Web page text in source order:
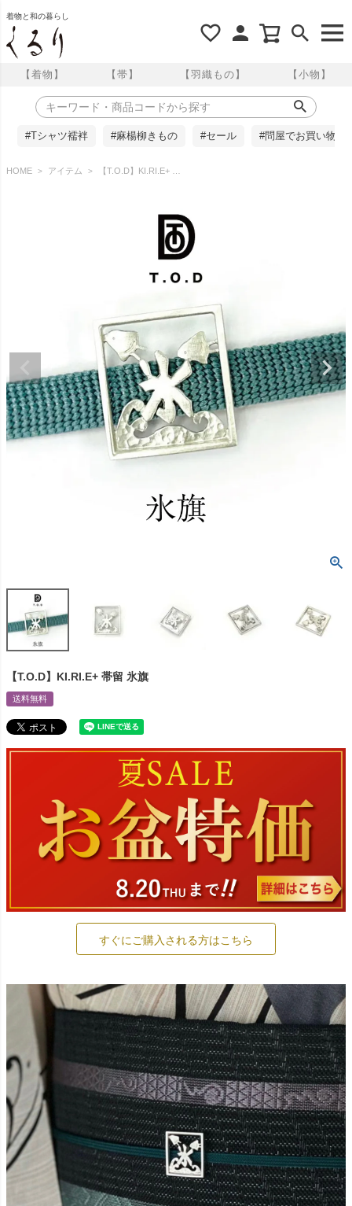
着物と和の暮らし
【着物】 【帯】 【羽織もの】 【小物】
#Tシャツ襦袢 #麻楊柳きもの #セール #問屋でお買い物
HOME アイテム 【T.O.D】KI.RI.E+ 帯留 氷旗
【T.O.D】KI.RI.E+ 帯留 氷旗
送料無料
すぐにご購入される方はこちら